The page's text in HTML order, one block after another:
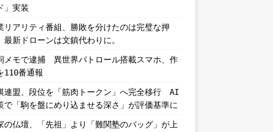
」実装
リアリティ番組、勝敗を分けたのは完璧な押
最新ドローンは文鎮代わりに。
メモで逮捕 異世界パトロール搭載スマホ、作
110番通報
連盟、段位を「筋肉トークン」へ完全移行 AI
で「駒を盤にめり込ませる深さ」が評価基準に
の仏壇、「先祖」より「難関塾のバッグ」が上